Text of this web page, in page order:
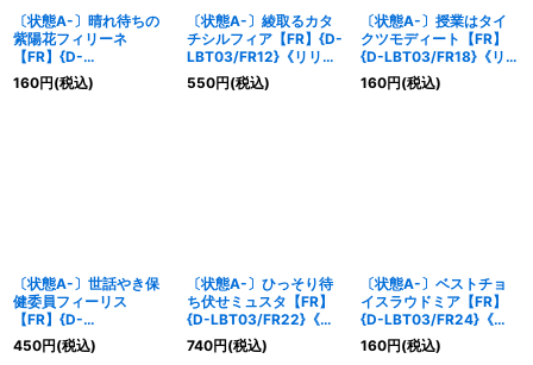
〔状態A-〕晴れ待ちの
紫陽花フィリーネ
【FR】{D-
LBT03/FR08}《リリカ
ルモナステリオ》
160円(税込)
〔状態A-〕綾取るカタ
チシルフィア【FR】{D-
LBT03/FR12}《リリカ
ルモナステリオ》
550円(税込)
〔状態A-〕授業はタイ
クツモディート【FR】
{D-LBT03/FR18}《リリ
カルモナステリオ》
160円(税込)
〔状態A-〕世話やき保
健委員フィーリス
【FR】{D-
LBT03/FR20}《リリカ
ルモナステリオ》
450円(税込)
〔状態A-〕ひっそり待
ち伏せミュスタ【FR】
{D-LBT03/FR22}《リ
リカルモナステリオ》
740円(税込)
〔状態A-〕ベストチョ
イスラウドミア【FR】
{D-LBT03/FR24}《リ
リカルモナステリオ》
160円(税込)